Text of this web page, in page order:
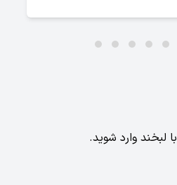
با لبخند وارد شوید.